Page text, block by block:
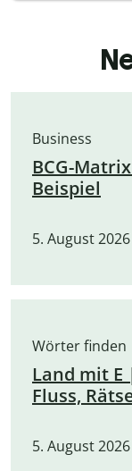
Business
BCG-
Beispiel
5. August 2026
Wörter finden
Land mit E
Fluss,
5. August 2026